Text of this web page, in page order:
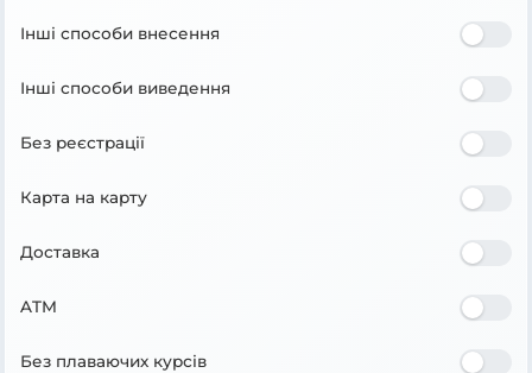
Інші способи внесення
Інші способи виведення
Без реєстрації
Карта на карту
Доставка
ATM
Без плаваючих курсів